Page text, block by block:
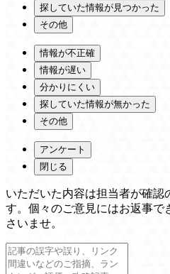
探していた情報が見つかった
その他
情報が不正確
情報が遅い
分かりにくい
探していた情報が無かった
その他
アンケート
閉じる
いただいた内容は担当者が確認
す。個々のご意見にはお返事で
さいませ。